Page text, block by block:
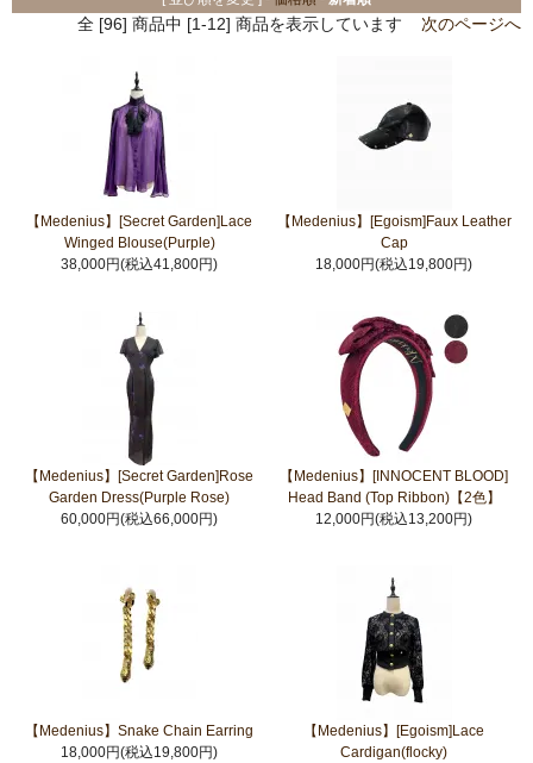
全 [96] 商品中 [1-12] 商品を表示しています 次のページへ
【Medenius】[Secret Garden]Lace
Winged Blouse(Purple)
38,000円(税込41,800円)
【Medenius】[Egoism]Faux Leather
Cap
18,000円(税込19,800円)
【Medenius】[Secret Garden]Rose
Garden Dress(Purple Rose)
60,000円(税込66,000円)
【Medenius】[INNOCENT BLOOD]
Head Band (Top Ribbon)【2色】
12,000円(税込13,200円)
【Medenius】Snake Chain Earring
18,000円(税込19,800円)
【Medenius】[Egoism]Lace
Cardigan(flocky)